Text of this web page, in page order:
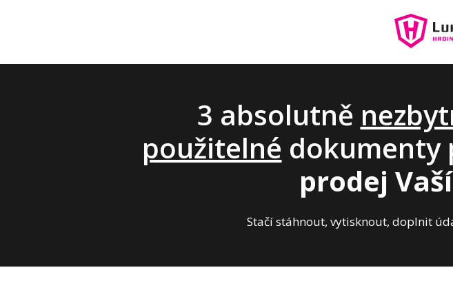
3 absolutně
použitelné dokumenty
prodej
Stačí stáhnout, vytisknout, doplnit